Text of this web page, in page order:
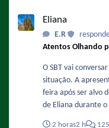
Eliana
E.R
Atentos Olhando
O SBT vai
situação. A apresentadora está fora da atração desde terça-
feira após ser alvo
de Eliana durante
2 horas2 h